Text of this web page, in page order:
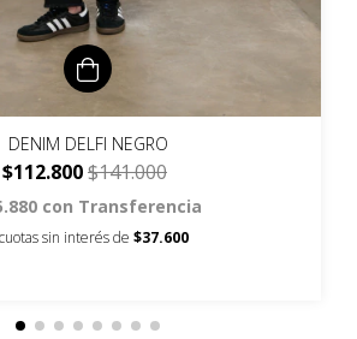
DENIM DELFI NEGRO
$112.800$141.000
con Transferencia
cuotas sin interés de $37.600